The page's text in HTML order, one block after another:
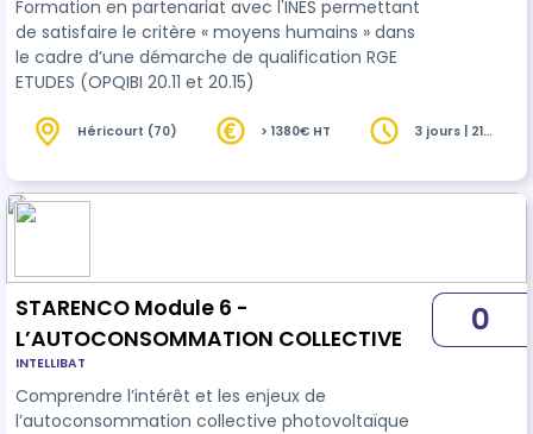
Formation en partenariat avec l'INES permettant
de satisfaire le critère « moyens humains » dans
le cadre d’une démarche de qualification RGE
ETUDES (OPQIBI 20.11 et 20.15)
Héricourt (70) > 1380€ HT
3 jours | 21
STARENCO Module 6 -
L’AUTOCONSOMMATION COLLECTIVE
INTELLIBAT
Comprendre l’intérêt et les enjeux de
l’autoconsommation collective photovoltaïque
0